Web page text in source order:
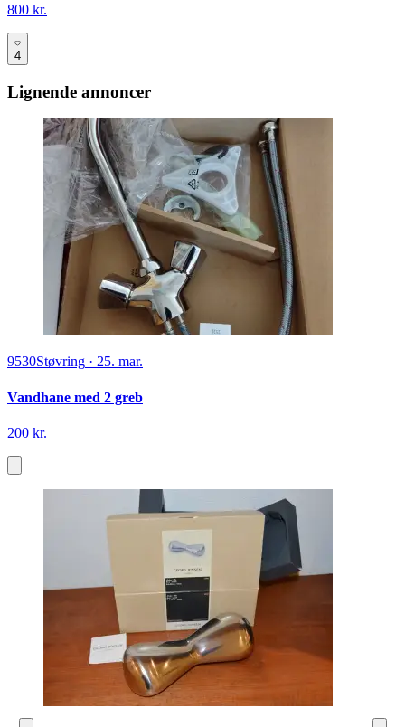
800 kr.
4
Lignende annoncer
9530Støvring · 25. mar.
Vandhane med 2 greb
200 kr.